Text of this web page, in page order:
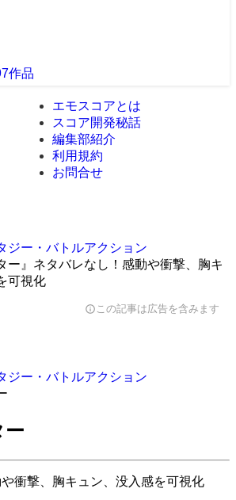
作品
エモスコアとは
スコア開発秘話
編集部紹介
利用規約
お問合せ
ジー・バトルアクション
ー』ネタバレなし！感動や衝撃、胸キ
可視化
infoこの記事は広告を含みます
ジー・バトルアクション
ー
衝撃、胸キュン、没入感を可視化